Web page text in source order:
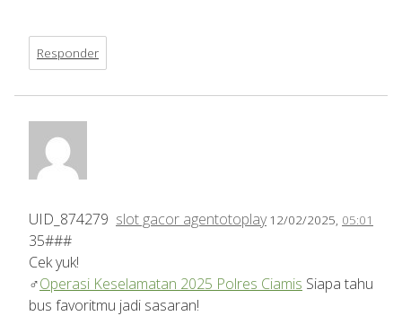
Responder
slot gacor agentotoplay 12/02/2025, 05:01
UID_874279
35###
Cek yuk!
‍♂️Operasi Keselamatan 2025 Polres Ciamis Siapa tahu
bus favoritmu jadi sasaran!